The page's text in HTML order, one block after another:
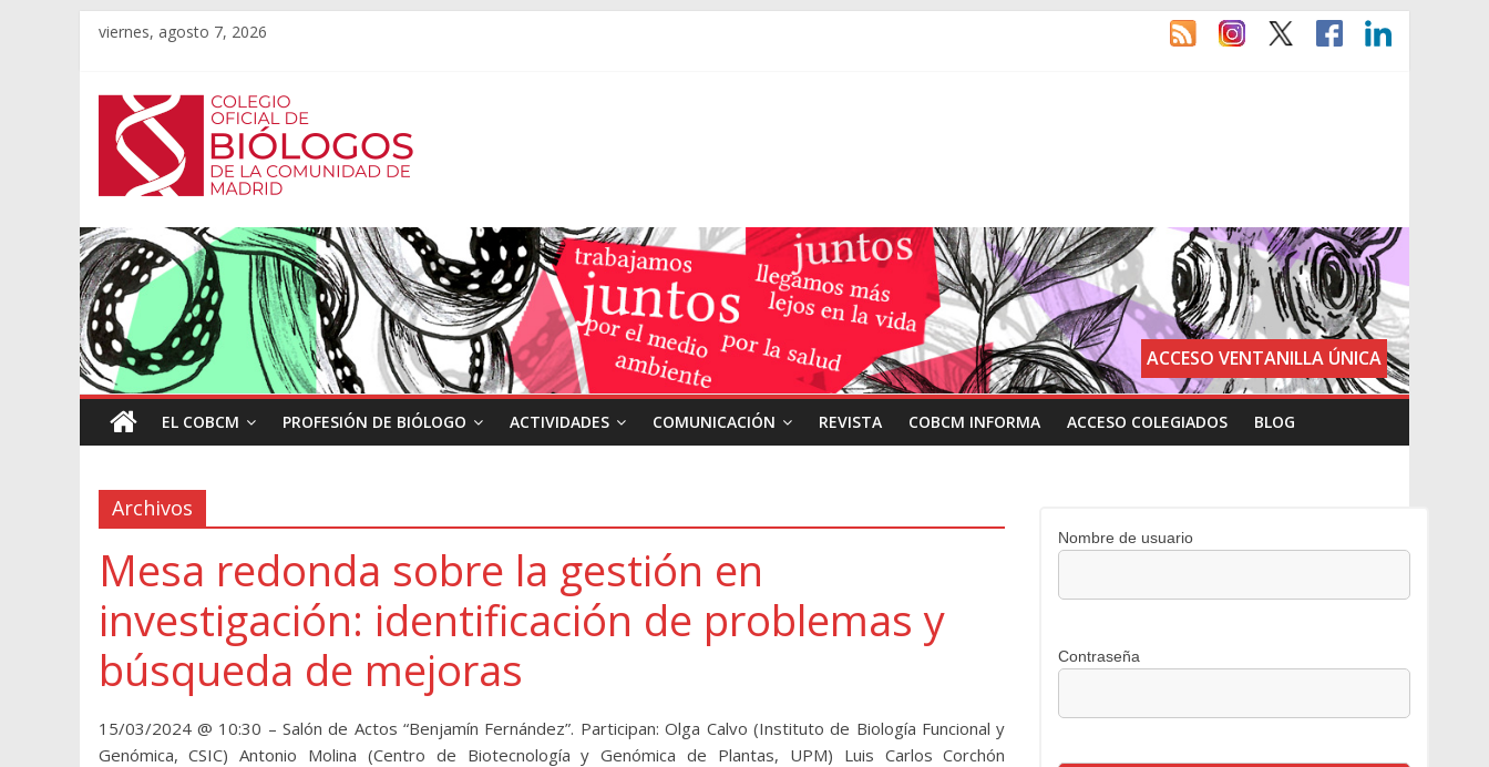
viernes, agosto 7, 2026
ACCESO VENTANILLA ÚNICA
EL COBCM PROFESIÓN DE BIÓLOGO ACTIVIDADES COMUNICACIÓN REVISTA COBCM INFORMA ACCESO COLEGIADOS BLOG
Archivos
Mesa redonda sobre la gestión en
investigación: identificación de problemas y
búsqueda de mejoras
15/03/2024 @ 10:30 – Salón de Actos “Benjamín Fernández”. Participan: Olga Calvo (Instituto de Biología Funcional y
Genómica, CSIC) Antonio Molina (Centro de Biotecnología y Genómica de Plantas, UPM) Luis Carlos Corchón
Nombre de usuario
Contraseña